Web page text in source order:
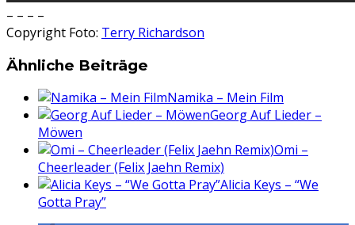
– – – –
Copyright Foto: Terry Richardson
Ähnliche Beiträge
Namika – Mein Film
Georg Auf Lieder –
Möwen
Omi –
Cheerleader (Felix Jaehn Remix)
Alicia Keys – “We
Gotta Pray”